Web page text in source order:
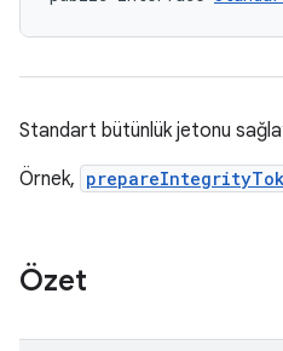
Standart bütünlük jetonu
Örnek,
Özet